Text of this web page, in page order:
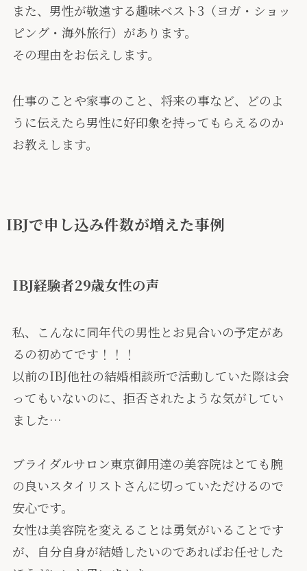
また、男性が敬遠する趣味ベスト3（ヨガ・ショッ
ピング・海外旅行）があります。
その理由をお伝えします。
仕事のことや家事のこと、将来の事など、どのよ
うに伝えたら男性に好印象を持ってもらえるのか
お教えします。
IBJで申し込み件数が増えた事例
IBJ経験者29歳女性の声
私、こんなに同年代の男性とお見合いの予定があ
るの初めてです！！！
以前のIBJ他社の結婚相談所で活動していた際は会
ってもいないのに、拒否されたような気がしてい
ました…
ブライダルサロン東京御用達の美容院はとても腕
の良いスタイリストさんに切っていただけるので
安心です。
女性は美容院を変えることは勇気がいることです
が、自分自身が結婚したいのであればお任せした